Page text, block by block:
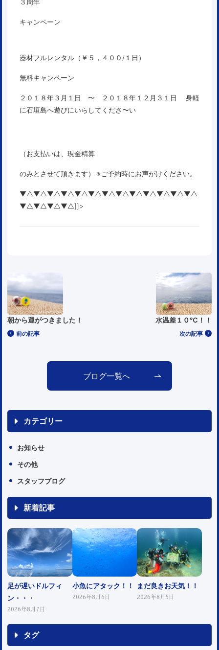
３周年
キャンペーン
器材フルレンタル（￥５，４００/１日）
無料キャンペーン
２０１８年３月１日 〜 ２０１８年１２月３１日
身軽
に石垣島へ遊びにいらしてくださ〜い
（お支払いは、現金精算
のみとさせて頂きます） ※ご予約時にお声がけください。
▼△▼△▼△▼△▼△▼△▼△▼△▼△▼△▼△▼△▼△
▼△▼△▼△▼△]]>
前の記事
朝から運がつきました！
次の記事
水温差１０℃！！
ブログ一覧へ
カテゴリー
お知らせ
その他
スタッフブログ
新着記事
足が遅いドルフィ
ン・・・
2026年8月7日
小魚にアタック！！
2026年8月6日
まだ良きお天気！！
2026年8月5日
タグ